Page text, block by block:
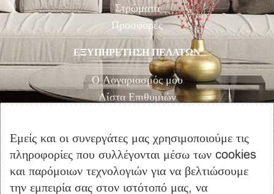
Στρώματα
Προσφορές
ΕΞΥΠΗΡΕΤΗΣΗ ΠΕΛΑΤΩΝ
Ο Λογαριασμός μου
Λίστα Επιθυμιών
Καλάθι Αγορών
Επικοινωνία
ΠΛΗΡΟΦΟΡΙΕΣ
Εμείς και οι συνεργάτες μας χρησιμοποιούμε τις
πληροφορίες που συλλέγονται μέσω των cookies
και παρόμοιων τεχνολογιών για να βελτιώσουμε
την εμπειρία σας στον ιστότοπό μας, να